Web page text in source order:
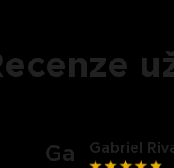
Ga Gabriel